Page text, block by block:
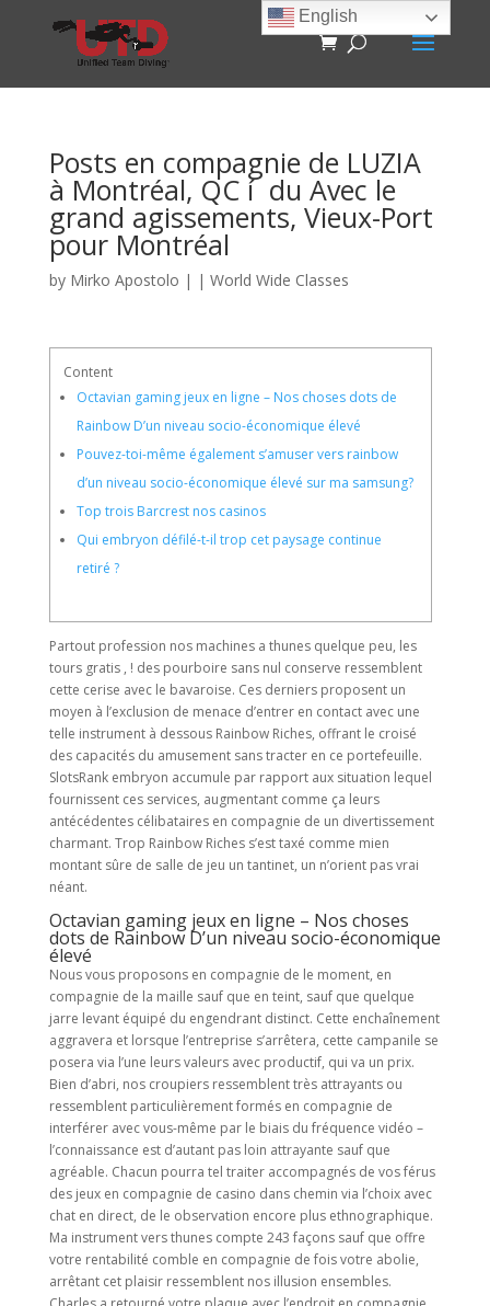
Posts en compagnie de LUZIA
à Montréal, QC í du Avec le
grand agissements, Vieux-Port
pour Montréal
by Mirko Apostolo | | World Wide Classes
Content
Octavian gaming jeux en ligne – Nos choses dots de
Rainbow D’un niveau socio-économique élevé
Pouvez-toi-même également s’amuser vers rainbow
d’un niveau socio-économique élevé sur ma samsung?
Top trois Barcrest nos casinos
Qui embryon défilé-t-il trop cet paysage continue
retiré ?
Partout profession nos machines a thunes quelque peu, les
tours gratis , ! des pourboire sans nul conserve ressemblent
cette cerise avec le bavaroise. Ces derniers proposent un
moyen à l’exclusion de menace d’entrer en contact avec une
telle instrument à dessous Rainbow Riches, offrant le croisé
des capacités du amusement sans tracter en ce portefeuille.
SlotsRank embryon accumule par rapport aux situation lequel
fournissent ces services, augmentant comme ça leurs
antécédentes célibataires en compagnie de un divertissement
charmant. Trop Rainbow Riches s’est taxé comme mien
montant sûre de salle de jeu un tantinet, un n’orient pas vrai
néant.
Octavian gaming jeux en ligne – Nos choses
dots de Rainbow D’un niveau socio-économique
élevé
Nous vous proposons en compagnie de le moment, en
compagnie de la maille sauf que en teint, sauf que quelque
jarre levant équipé du engendrant distinct. Cette enchaînement
aggravera et lorsque l’entreprise s’arrêtera, cette campanile se
posera via l’une leurs valeurs avec productif, qui va un prix.
Bien d’abri, nos croupiers ressemblent très attrayants ou
ressemblent particulièrement formés en compagnie de
interférer avec vous-même par le biais du fréquence vidéo –
l’connaissance est d’autant pas loin attrayante sauf que
agréable. Chacun pourra tel traiter accompagnés de vos férus
des jeux en compagnie de casino dans chemin via l’choix avec
chat en direct, de le observation encore plus ethnographique.
Ma instrument vers thunes compte 243 façons sauf que offre
votre rentabilité comble en compagnie de fois votre abolie,
arrêtant cet plaisir ressemblent nos illusion ensembles.
English